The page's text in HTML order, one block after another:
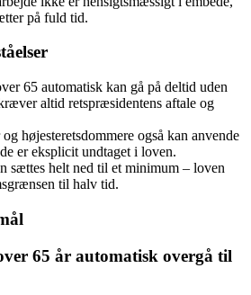
på fuld tid.
65 automatisk kan gå på deltid uden
altid retspræsidentens aftale og
højesteretsdommere også kan anvende
er eksplicit undtaget i loven.
sættes helt ned til et minimum – loven
til halv tid.
65 år automatisk overgå til